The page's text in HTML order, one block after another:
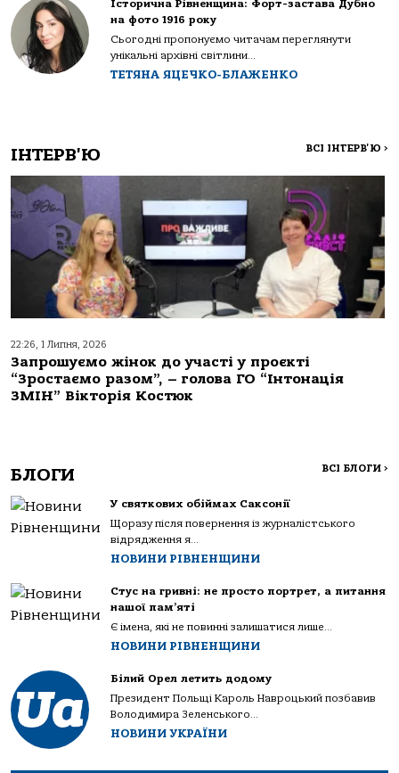
Історична Рівненщина: Форт-застава Дубно
на фото 1916 року
Сьогодні пропонуємо читачам переглянути
унікальні архівні світлини...
ТЕТЯНА ЯЦЕЧКО-БЛАЖЕНКО
ІНТЕРВ'Ю ВСІ ІНТЕРВ'Ю >
22:26, 1 Липня, 2026
Запрошуємо жінок до участі у проєкті
“Зростаємо разом”, – голова ГО “Інтонація
ЗМІН” Вікторія Костюк
БЛОГИ ВСІ БЛОГИ >
У святкових обіймах Саксонії
Щоразу після повернення із журналістського
відрядження я...
НОВИНИ РІВНЕНЩИНИ
Стус на гривні: не просто портрет, а питання
нашої пам’яті
Є імена, які не повинні залишатися лише...
НОВИНИ РІВНЕНЩИНИ
Білий Орел летить додому
Президент Польщі Кароль Навроцький позбавив
Володимира Зеленського...
НОВИНИ УКРАЇНИ